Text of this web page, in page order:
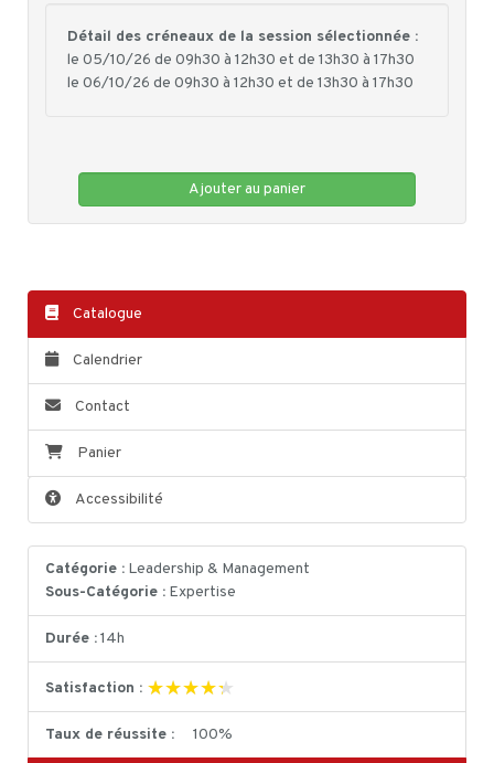
Détail des créneaux de la session sélectionnée :
le 05/10/26 de 09h30 à 12h30 et de 13h30 à 17h30
le 06/10/26 de 09h30 à 12h30 et de 13h30 à 17h30
Ajouter au panier
Catalogue
Calendrier
Contact
Panier
Accessibilité
Catégorie : Leadership & Management
Sous-Catégorie : Expertise
Durée :14h
Satisfaction : ★★★★★
★★★★★
Taux de réussite : 100%